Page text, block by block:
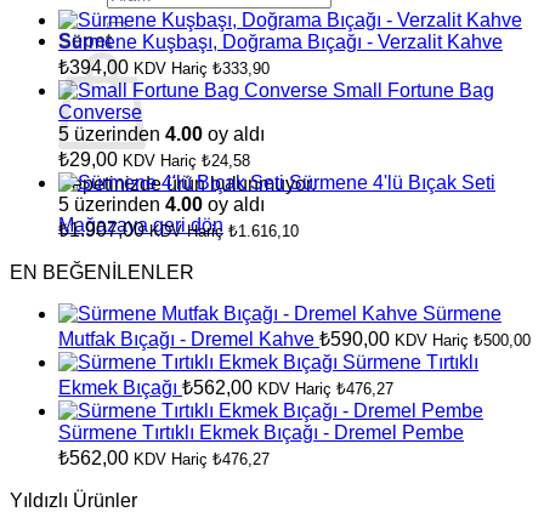
Sepet
Sepetinizde ürün bulunmuyor.
Mağazaya geri dön
Sürmene Kuşbaşı, Doğrama Bıçağı - Verzalit Kahve
₺394,00 KDV Hariç ₺333,90
Small Fortune Bag
Converse
5 üzerinden 4.00 oy aldı
₺29,00 KDV Hariç ₺24,58
Sürmene 4'lü Bıçak Seti
5 üzerinden 4.00 oy aldı
₺1.907,00 KDV Hariç ₺1.616,10
EN BEĞENİLENLER
Sürmene
Mutfak Bıçağı - Dremel Kahve ₺590,00 KDV Hariç ₺500,00
Sürmene Tırtıklı
Ekmek Bıçağı ₺562,00 KDV Hariç ₺476,27
Sürmene Tırtıklı Ekmek Bıçağı - Dremel Pembe
₺562,00 KDV Hariç ₺476,27
Yıldızlı Ürünler